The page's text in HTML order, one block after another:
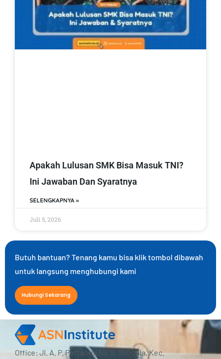
Apakah Lulusan SMK Bisa Masuk TNI?
Ini Jawaban Dan Syaratnya
SELENGKAPNYA »
Juli 5, 2026
Butuh bantuan? Tenang kamu bisa klik tombol dibawah
untuk langsung menghubungi kami
Hubungi Sekarang
Office: Jl. A. P. Pettarani No.9, Sinrijala, Kec.